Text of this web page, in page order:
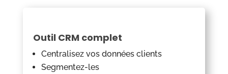
Outil CRM complet
Centralisez vos données clients
Segmentez-les